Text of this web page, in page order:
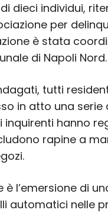
dieci individui,
per
è stata
di Napoli Nord.
tutti
in atto una serie
inquirenti hanno
rapine a
l’emersione di
automatici nelle